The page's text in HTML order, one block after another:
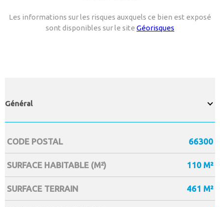
Les informations sur les risques auxquels ce bien est exposé
sont disponibles sur le site Géorisques
Général
Caractérisque Valeurs
CODE POSTAL 66300
SURFACE HABITABLE (M²) 110 M²
SURFACE TERRAIN 461 M²